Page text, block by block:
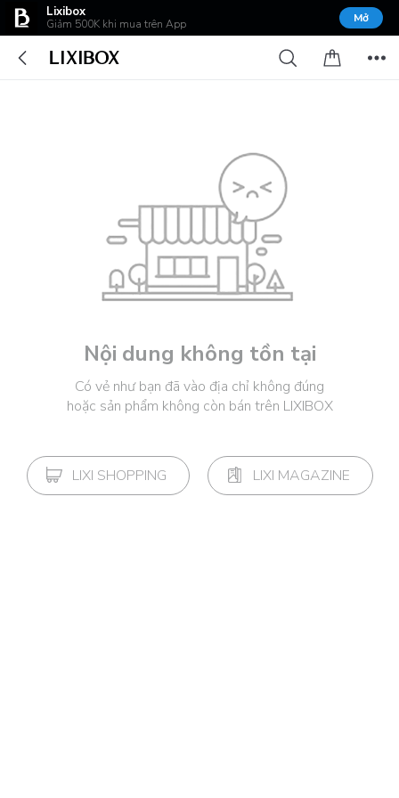
Lixibox
Giảm 500K khi mua trên App Mở
Nội dung không tồn tại
Có vẻ như bạn đã vào địa chỉ không đúng
hoặc sản phẩm không còn bán trên LIXIBOX
LIXI SHOPPING LIXI MAGAZINE